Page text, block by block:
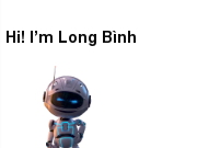
Hi! I’m Long Bình